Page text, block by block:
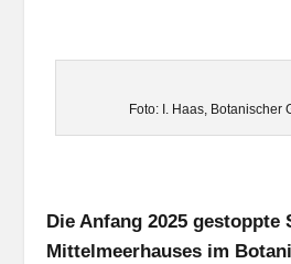
Foto: I. Haas, Botanischer
Die Anfang 2025 gestoppte
Mittelmeerhauses im